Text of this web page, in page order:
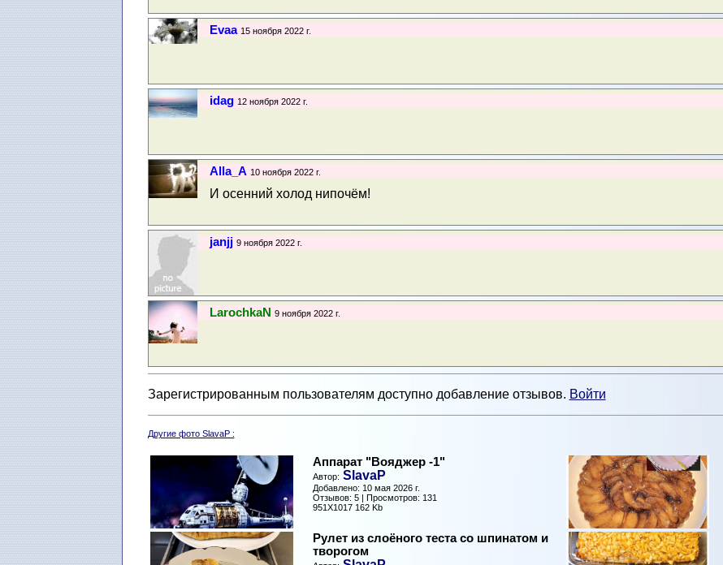
Evaa 15 ноября 2022 г.
idag 12 ноября 2022 г.
Alla_A 10 ноября 2022 г.
И осенний холод нипочём!
janjj 9 ноября 2022 г.
LarochkaN 9 ноября 2022 г.
Зарегистрированным пользователям доступно добавление отзывов. Войти
Другие фото SlavaP :
Аппарат "Вояджер -1"
Автор: SlavaP
Добавлено: 10 мая 2026 г.
Отзывов: 5 | Просмотров: 131
951X1017 162 Kb
Рулет из слоёного теста со шпинатом и
творогом